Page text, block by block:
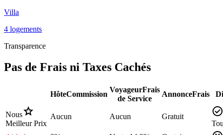
Villa
4 logements
Transparence
Pas de Frais ni Taxes Cachés
HôteCommission
VoyageurFrais
de Service
AnnonceFrais
Nousstar
Meilleur Prix
Aucun Aucun Gratuit check_circle